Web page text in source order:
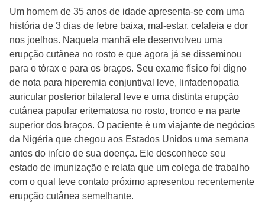
Um homem de 35 anos de idade apresenta-se com uma
história de 3 dias de febre baixa, mal-estar, cefaleia e dor
nos joelhos. Naquela manhã ele desenvolveu uma
erupção cutânea no rosto e que agora já se disseminou
para o tórax e para os braços. Seu exame físico foi digno
de nota para hiperemia conjuntival leve, linfadenopatia
auricular posterior bilateral leve e uma distinta erupção
cutânea papular eritematosa no rosto, tronco e na parte
superior dos braços. O paciente é um viajante de negócios
da Nigéria que chegou aos Estados Unidos uma semana
antes do início de sua doença. Ele desconhece seu
estado de imunização e relata que um colega de trabalho
com o qual teve contato próximo apresentou recentemente
erupção cutânea semelhante.